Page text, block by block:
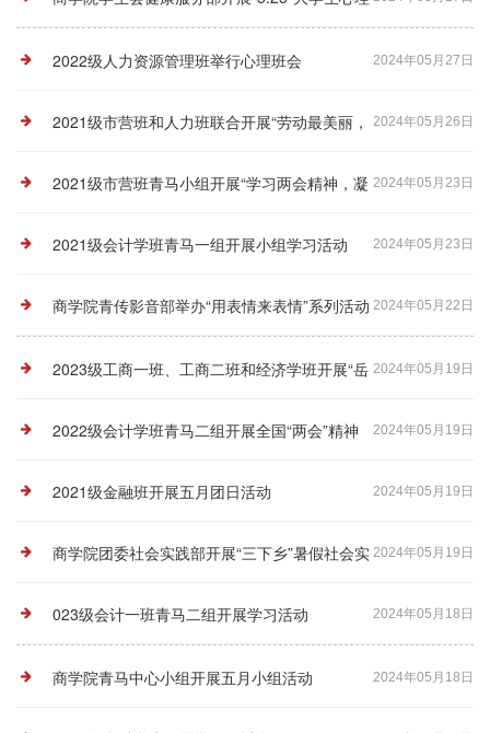
健康日活动 2024年05月27日
2022级人力资源管理班举行心理班会
2024年05月26日
2021级市营班和人力班联合开展“劳动最美丽，
奋斗最青春”主题团日活动 2024年05月23日
2021级市营班青马小组开展“学习两会精神，凝
聚奋进力量”主题学习活动 2024年05月23日
2021级会计学班青马一组开展小组学习活动
2024年05月22日
商学院青传影音部举办“用表情来表情”系列活动
2024年05月19日
2023级工商一班、工商二班和经济学班开展“岳
麓山陪伴计划”志愿活动 2024年05月19日
2022级会计学班青马二组开展全国“两会”精神
学习活动 2024年05月19日
2021级金融班开展五月团日活动
2024年05月19日
商学院团委社会实践部开展“三下乡”暑假社会实
践宣讲会 2024年05月18日
023级会计一班青马二组开展学习活动
2024年05月18日
商学院青马中心小组开展五月小组活动